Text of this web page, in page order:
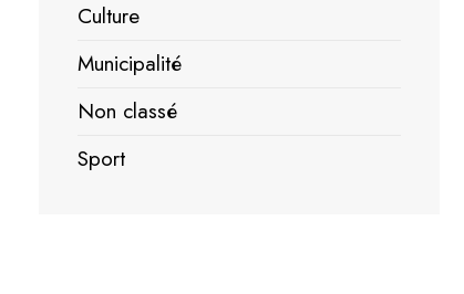
Culture
Municipalité
Non classé
Sport